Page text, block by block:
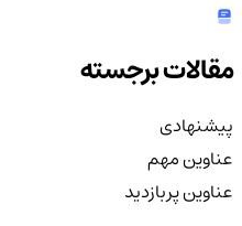
مقالات برجسته
پیشنهادی
عناوین مهم
عناوین پربازدید